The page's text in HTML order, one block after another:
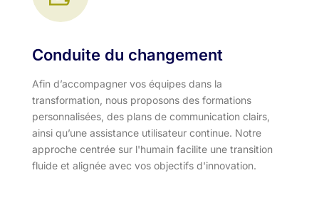
Conduite du changement
Afin d’accompagner vos équipes dans la
transformation, nous proposons des formations
personnalisées, des plans de communication clairs,
ainsi qu’une assistance utilisateur continue. Notre
approche centrée sur l'humain facilite une transition
fluide et alignée avec vos objectifs d'innovation.​